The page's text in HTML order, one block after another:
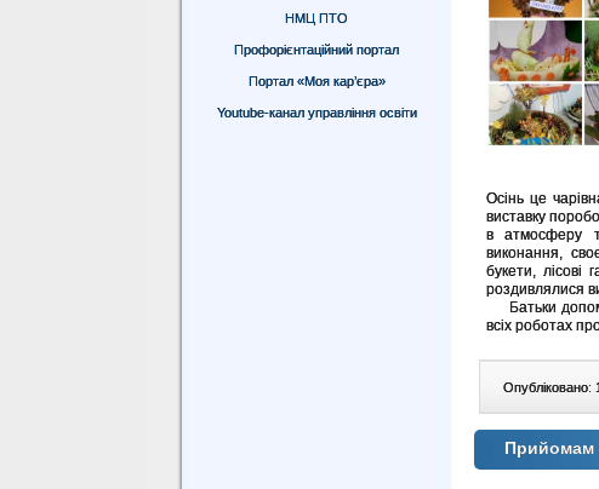
НМЦ ПТО
Профорієнтаційний портал
Портал «Моя кар’єра»
Youtube-канал управління освіти
Осінь це
виставку
в атмосферу
виконання,
букети, лісові
роздивлялися
Батьки
всіх роботах
Опубліковано:
Прийомам